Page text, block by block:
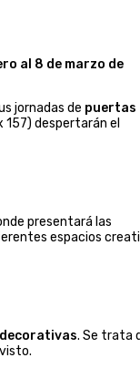
al 8 de marzo de
jornadas de puertas
157) despertarán el
presentará las
espacios
. Se trata